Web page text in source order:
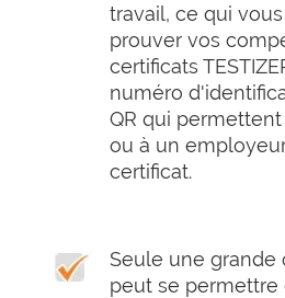
travail, ce qui
prouver vos
certificats
numéro
QR qui
ou à un
certificat.
Seule une grande
peut se